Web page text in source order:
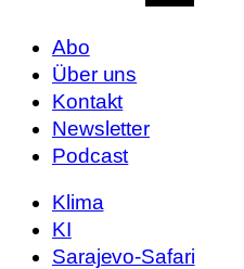
Abo
Über uns
Kontakt
Newsletter
Podcast
Klima
KI
Sarajevo-Safari